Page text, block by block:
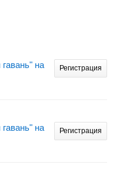
на
Регистрация
на
Регистрация